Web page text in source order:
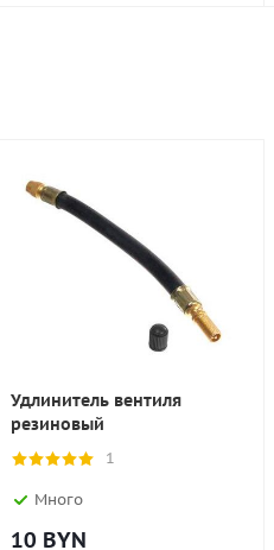
Удлинитель вентиля
резиновый
1
Много
10 BYN